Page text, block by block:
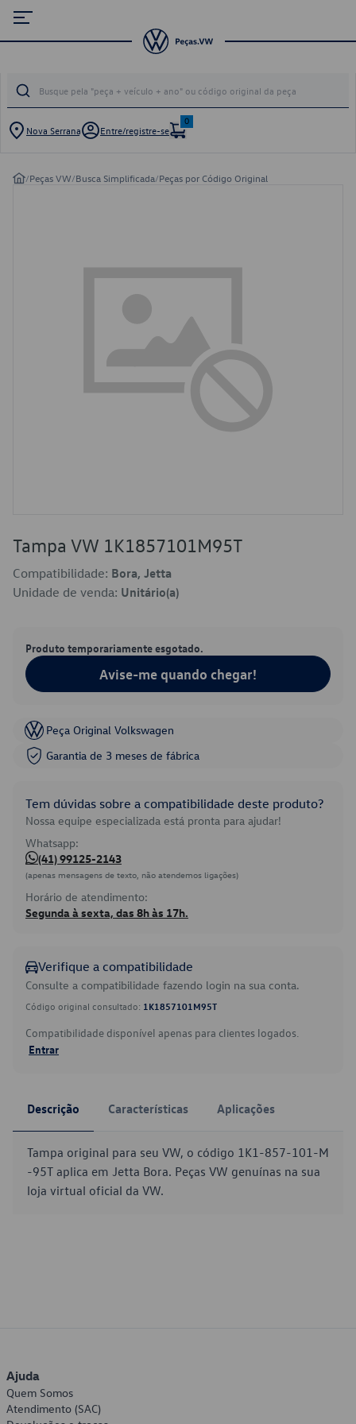
Nova Serrana Entre/registre-se
0
/Peças VW/Busca Simplificada/Peças por Código Original
Tampa VW 1K1857101M95T
Compatibilidade: Bora, Jetta
Unidade de venda: Unitário(a)
Produto temporariamente esgotado.
Avise-me quando chegar!
Peça Original Volkswagen
Garantia de 3 meses de fábrica
Tem dúvidas sobre a compatibilidade deste produto?
Nossa equipe especializada está pronta para ajudar!
Whatsapp:
(41) 99125-2143
(apenas mensagens de texto, não atendemos ligações)
Horário de atendimento:
Segunda à sexta, das 8h às 17h.
Verifique a compatibilidade
Consulte a compatibilidade fazendo login na sua conta.
Código original consultado: 1K1857101M95T
Compatibilidade disponível apenas para clientes logados.
Entrar
Descrição Características Aplicações
Tampa original para seu VW, o código 1K1-857-101-M
-95T aplica em Jetta Bora. Peças VW genuínas na sua
loja virtual oficial da VW.
Ajuda
Quem Somos
Atendimento (SAC)